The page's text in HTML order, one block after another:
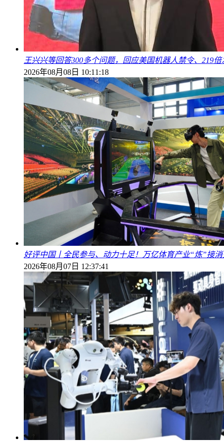
王兴兴等回答300多个问题，回应美国机器人禁令、219
2026年08月08日 10:11:18
好评中国丨全民参与、动力十足！万亿体育产业“炼”接
2026年08月07日 12:37:41